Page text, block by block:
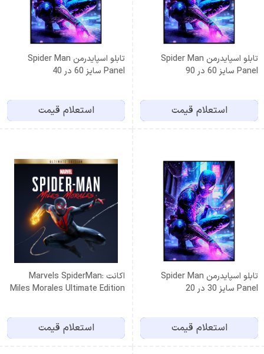
تابلو اسپایدرمن Spider Man
Panel سایز 60 در 90
استعلام قیمت
تابلو اسپایدرمن Spider Man
Panel سایز 60 در 40
استعلام قیمت
تابلو اسپایدرمن Spider Man
Panel سایز 30 در 20
استعلام قیمت
اكانت Marvels SpiderMan:
Miles Morales Ultimate Edition
استعلام قیمت